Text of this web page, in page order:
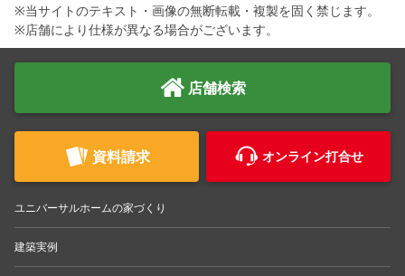
※当サイトのテキスト・画像の無断転載・複製を固く禁じます。
※店舗により仕様が異なる場合がございます。
店舗検索
資料請求 オンライン打合せ
ユニバーサルホームの家づくり
建築実例